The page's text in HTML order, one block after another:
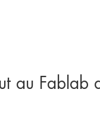
au Fablab